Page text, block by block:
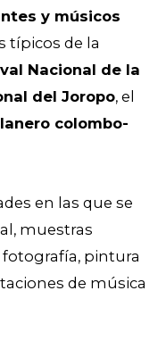
y músicos
típicos de la
Nacional de la
del Joropo, el
colombo-
en las que se
muestras
fotografía, pintura
de música